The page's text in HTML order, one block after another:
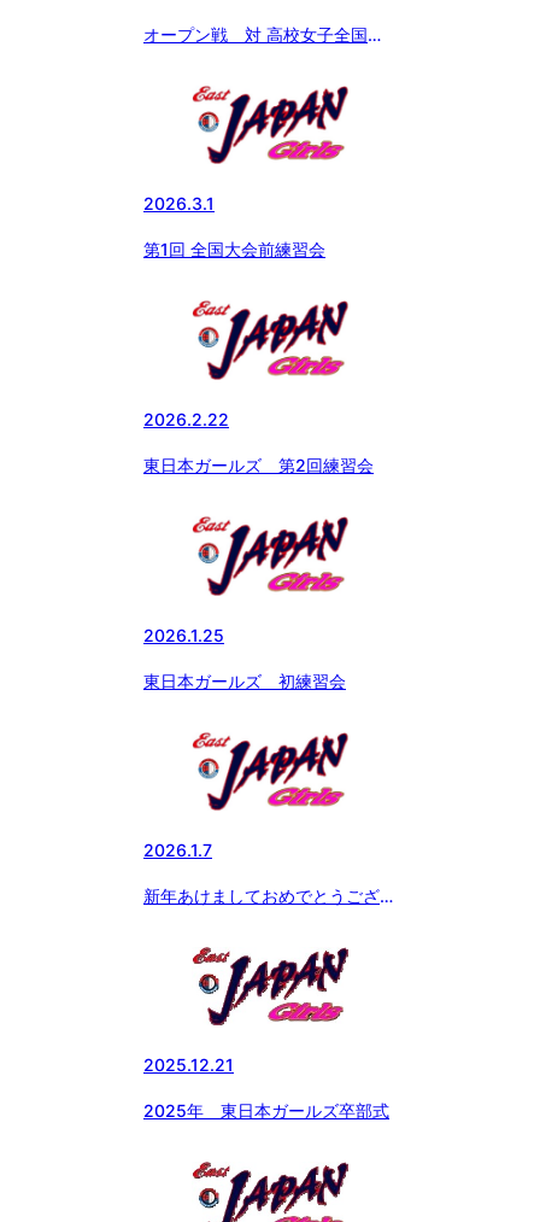
オープン戦 対 高校女子全国連
2026.3.1
第1回 全国大会前練習会
2026.2.22
東日本ガールズ 第2回練習会
2026.1.25
東日本ガールズ 初練習会
2026.1.7
新年あけましておめでとうござい
2025.12.21
2025年 東日本ガールズ卒部式